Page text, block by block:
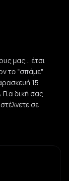
μας... έτσι
το "σπάμε"
15
δική σας
σε